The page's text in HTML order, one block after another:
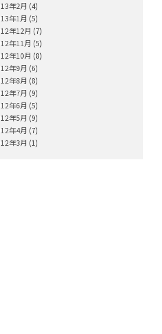
年2月 (4)
年1月 (5)
年12月 (7)
年11月 (5)
年10月 (8)
年9月 (6)
年8月 (8)
年7月 (9)
年6月 (5)
年5月 (9)
年4月 (7)
年3月 (1)